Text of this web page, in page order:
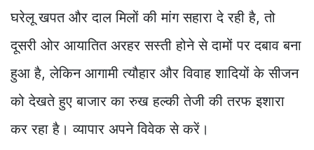
घरेलू खपत और दाल मिलों की मांग सहारा दे रही है, तो
दूसरी ओर आयातित अरहर सस्ती होने से दामों पर दबाव बना
हुआ है, लेकिन आगामी त्यौहार और विवाह शादियों के सीजन
को देखते हुए बाजार का रुख हल्की तेजी की तरफ इशारा
कर रहा है। व्यापार अपने विवेक से करें।